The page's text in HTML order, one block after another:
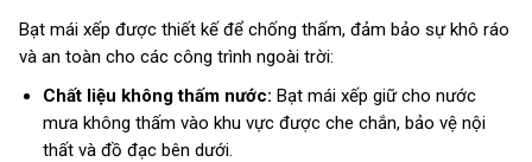
Bạt mái xếp được thiết kế để chống thấm, đảm bảo sự khô ráo
và an toàn cho các công trình ngoài trời:
Chất liệu không thấm nước: Bạt mái xếp giữ cho nước
mưa không thấm vào khu vực được che chắn, bảo vệ nội
thất và đồ đạc bên dưới.